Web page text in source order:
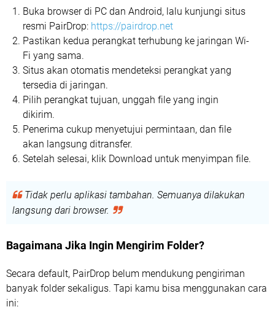
Buka browser di PC dan Android, lalu kunjungi situs
resmi PairDrop: https://pairdrop.net
Pastikan kedua perangkat terhubung ke jaringan Wi-
Fi yang sama.
Situs akan otomatis mendeteksi perangkat yang
tersedia di jaringan.
Pilih perangkat tujuan, unggah file yang ingin
dikirim.
Penerima cukup menyetujui permintaan, dan file
akan langsung ditransfer.
Setelah selesai, klik Download untuk menyimpan file.
Tidak perlu aplikasi tambahan. Semuanya dilakukan
langsung dari browser.
Bagaimana Jika Ingin Mengirim Folder?
Secara default, PairDrop belum mendukung pengiriman
banyak folder sekaligus. Tapi kamu bisa menggunakan cara
ini: